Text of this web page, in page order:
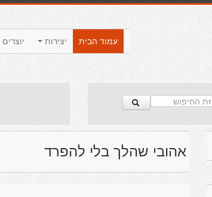
יוצרים יצירות
עמוד הבית
אהובי שהלך בלי להפרד